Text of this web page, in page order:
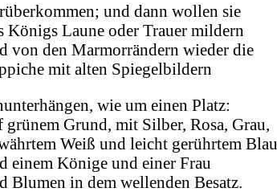
und dann wollen sie
Königs Laune oder Trauer mildern
von den Marmorrändern wieder die
mit alten Spiegelbildern
wie um einen Platz:
grünem Grund, mit Silber, Rosa, Grau,
Weiß und leicht gerührtem Blau
einem Könige und einer Frau
Blumen in dem wellenden Besatz.